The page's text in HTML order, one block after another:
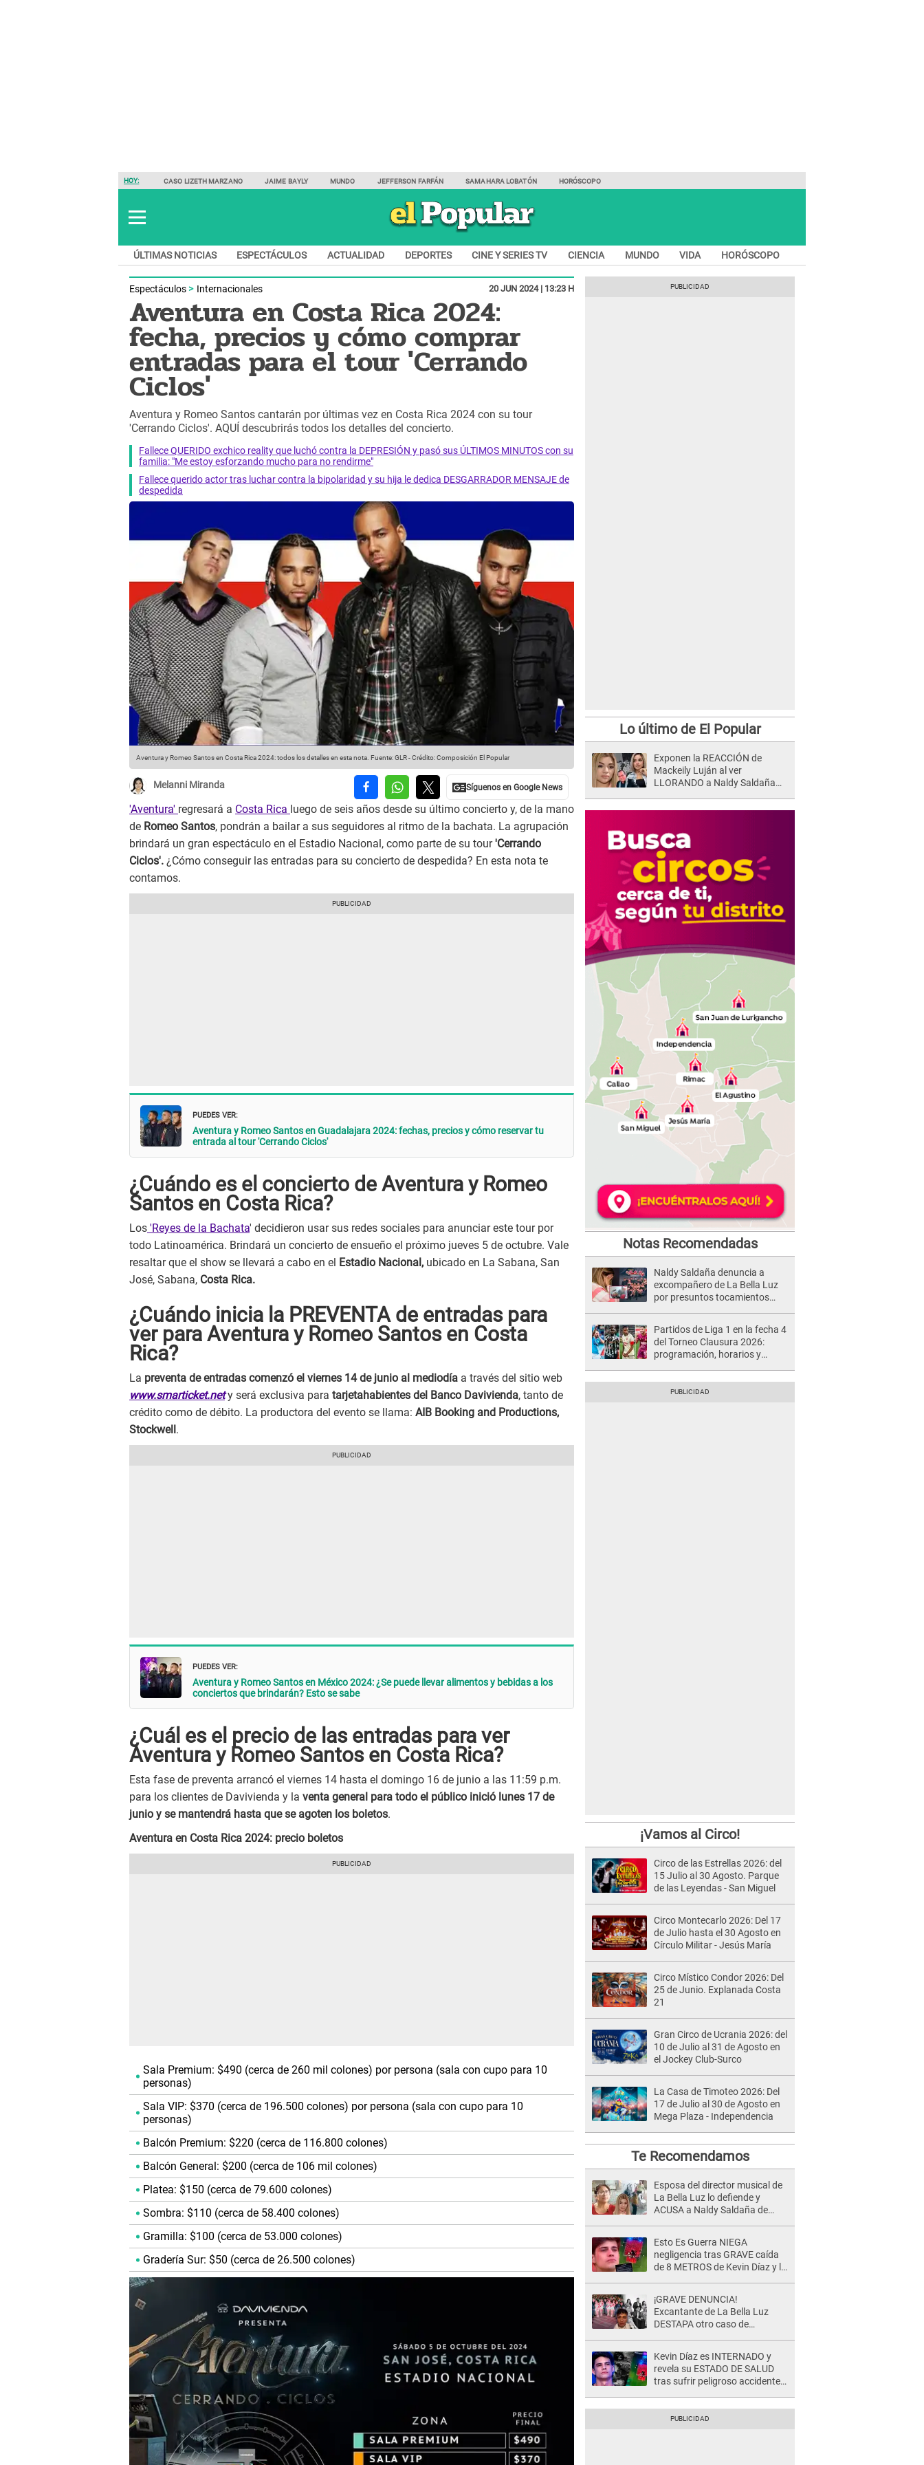
HOY: CASO LIZETH MARZANO JAIME BAYLY MUNDO JEFFERSON FARFÁN SAMAHARA LOBATÓN HORÓSCOPO
ÚLTIMAS NOTICIAS ESPECTÁCULOS ACTUALIDAD DEPORTES CINE Y SERIES TV CIENCIA MUNDO VIDA HORÓSCOPO
Espectáculos Internacionales 20 JUN 2024 | 13:23 H
Aventura en Costa Rica 2024:
fecha, precios y cómo comprar
entradas para el tour 'Cerrando
Ciclos'
Aventura y Romeo Santos cantarán por últimas vez en Costa Rica 2024 con su tour
'Cerrando Ciclos'. AQUÍ descubrirás todos los detalles del concierto.
Fallece QUERIDO exchico reality que luchó contra la DEPRESIÓN y pasó sus ÚLTIMOS MINUTOS con su
familia: "Me estoy esforzando mucho para no rendirme"
Fallece querido actor tras luchar contra la bipolaridad y su hija le dedica DESGARRADOR MENSAJE de
despedida
Aventura y Romeo Santos en Costa Rica 2024: todos los detalles en esta nota. Fuente: GLR-Crédito: Composición El Popular
Melanni Miranda
'Aventura' regresará a Costa Rica luego de seis años desde su último concierto y, de la mano
de Romeo Santos, pondrán a bailar a sus seguidores al ritmo de la bachata. La agrupación
brindará un gran espectáculo en el Estadio Nacional, como parte de su tour'Cerrando
Ciclos'. ¿Cómo conseguir las entradas para su concierto de despedida? En esta nota te
contamos.
PUEDES VER:
Aventura y Romeo Santos en Guadalajara 2024: fechas, precios y cómo reservar tu
entrada al tour 'Cerrando Ciclos'
¿Cuándo es el concierto de Aventura y Romeo
Santos en Costa Rica?
Los 'Reyes de la Bachata' decidieron usar sus redes sociales para anunciar este tour por
todo Latinoamérica. Brindará un concierto de ensueño el próximo jueves 5 de octubre. Vale
resaltar que el show se llevará a cabo en el Estadio Nacional, ubicado en La Sabana, San
José, Sabana, Costa Rica.
¿Cuándo inicia la PREVENTA de entradas para
ver para Aventura y Romeo Santos en Costa
Rica?
La preventa de entradas comenzó el viernes 14 de junio al mediodía a través del sitio web
www.smarticket.nety será exclusiva para tarjetahabientes del Banco Davivienda, tanto de
crédito como de débito. La productora del evento se llama: AIB Booking and Productions,
Stockwell .
PUEDES VER:
Aventura y Romeo Santos en México 2024: ¿Se puede llevar alimentos y bebidas a los
conciertos que brindarán? Esto se sabe
¿Cuál es el precio de las entradas para ver
Aventura y Romeo Santos en Costa Rica?
Esta fase de preventa arrancó el viernes 14 hasta el domingo 16 de junio a las 11:59 p.m.
para los clientes de Davivienda y la venta general para todo el público inició lunes 17 de
junio y se mantendrá hasta que se agoten los boletos.
Aventura en Costa Rica 2024: precio boletos
Sala Premium: $490 (cerca de 260 mil colones) por persona (sala con cupo para 10
personas)
Sala VIP: $370 (cerca de 196.500 colones) por persona (sala con cupo para 10
personas)
Balcón Premium: $220 (cerca de 116.800 colones)
Balcón General: $200 (cerca de 106 mil colones)
Platea: $150 (cerca de 79.600 colones)
Sombra: $110 (cerca de 58.400 colones)
Gramilla: $100 (cerca de 53.000 colones)
Gradería Sur: $50 (cerca de 26.500 colones)
Lo último de El Popular
Exponen la REACCIÓN de
Mackeily Luján al ver
LLORANDO a Naldy Saldaña
Notas Recomendadas
Naldy Saldaña denuncia a
excompañero de La Bella Luz
por presuntos tocamientos
Partidos de Liga 1 en la fecha 4
del Torneo Clausura 2026:
programación, horarios y
¡Vamos al Circo!
Circo de las Estrellas 2026: del
15 Julio al 30 Agosto. Parque
de las Leyendas - San Miguel
Circo Montecarlo 2026: Del 17
de Julio hasta el 30 Agosto en
Círculo Militar - Jesús María
Circo Místico Condor 2026: Del
25 de Junio. Explanada Costa
21
Gran Circo de Ucrania 2026: del
10 de Julio al 31 de Agosto en
el Jockey Club-Surco
La Casa de Timoteo 2026: Del
17 de Julio al 30 de Agosto en
Mega Plaza - Independencia
Te Recomendamos
Esposa del director musical de
La Bella Luz lo defiende y
ACUSA a Naldy Saldaña de
Esto Es Guerra NIEGA
negligencia tras GRAVE caída
de 8 METROS de Kevin Díaz y lo
¡GRAVE DENUNCIA!
Excantante de La Bella Luz
DESTAPA otro caso de
represalias: "Yo siempre..."
Kevin Díaz es INTERNADO y
revela su ESTADO DE SALUD
tras sufrir peligroso accidente